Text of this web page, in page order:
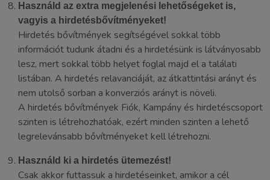
Használd az extra megjelenési lehetőségeket is,
vagyis a hirdetésbővítményeket!
Hirdetés bővítmények segítségével sokkal több
információt tudunk átadni és a hirdetésünk is látványosabb
lesz, mert sokkal több helyet foglal majd el a találati
listában. A hirdetés relavanciáját, az átkattintási arányt és
nem utolső sorban a konverziós arányt is növeli.
A hirdetés bővítmények Fiók, Kampány és hirdetéscsoport
szinten is létrehozhatóak, ezért minden szinten a lehető
legrelevánsabb bővítményeket kell létrehozni.
Használd ki a hirdetés ütemezést!
Csak akkor futtassuk a hirdetéseinket, amikor a cél